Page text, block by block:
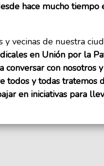
hace mucho tiempo
y vecinas de nuestra
en Unión por la
conversar con nosotros
todos y todas tratemos
en iniciativas para